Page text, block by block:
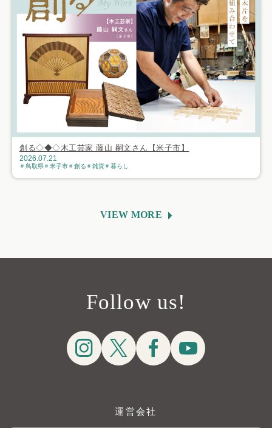
創る◇◆◇木工芸家 藤山 嗣文さん【米子市】
2026.07.21
鳥取県 米子市 創る 雑貨 暮らし
VIEW MORE
Follow us!
運営会社